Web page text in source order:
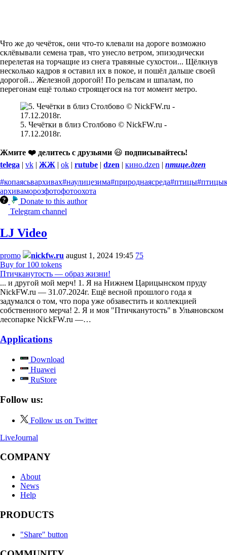
Что же до чечёток, они что-то клевали на дороге возможно
склёвывали семена трав, что унесло ветром, эпизодически
перелетая на торчащие из снега травяные сухостои... Щёлкнув
несколько кадров я оставил их в покое, и пошёл дальше своей
дорогой... Железной дорогой! По рельсам и шпалам, по
перегонам ещё только строящегося на тот момент метро.
5. Чечётки в близ Столбово © NickFW.ru -
17.12.2018г.
Жмите ❤️ делитесь с друзьями 😃 подписывайтесь!
telega | vk | ЖЖ | ok | rutube | dzen | кино.dzen | птице.дzen
#копаясьвархивах#наулицезима#природнаясреда#птицы
архиваморозфотофотоохота
Donate to this author
Telegram channel
LJ Video
promo nickfw.ru august 1, 2024 19:45 75
Buy for 100 tokens
Птичканутость — образ жизни!
... и другой мой мерч! 1. Я на Нижнем Царицынском пруду
NickFW.ru — 31.07.2024г. Ещё весной прошлого года я
задумался о том, что пора уже обзавестить и коллекцией
собственного мерча! 2. Я и моя "Птичканутость" в Ульяновском
лесопарке NickFW.ru —…
Applications
Download
Huawei
RuStore
Follow us:
Follow us on Twitter
LiveJournal
COMPANY
About
News
Help
PRODUCTS
"Share" button